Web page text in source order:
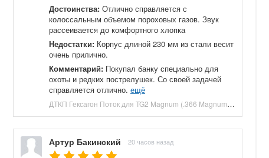
Достоинства: Отлично справляется с
колоссальным объемом пороховых газов. Звук
рассеивается до комфортного хлопка
Недостатки: Корпус длиной 230 мм из стали весит
очень прилично.
Комментарий: Покупал банку специально для
охоты и редких пострелушек. Со своей задачей
справляется отлично. ещё
ДТКП Гексагон Поток для TG2 Magnum (.366 Magnum, M24x1.5, 230 мм, банка) купить в Москве и СПБ, цена 27040 руб. Доставка по РФ!
Артур Бакинский 20 часов назад